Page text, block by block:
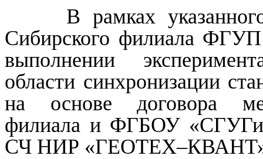
В рамках указанного
Сибирского филиала
выполнении
области синхронизации
на основе договора
филиала и ФГБОУ
СЧ НИР